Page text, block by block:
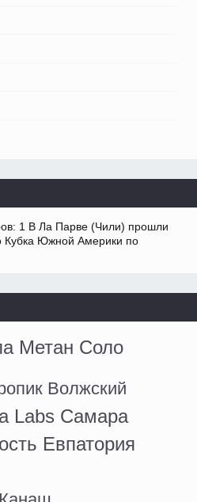
1 В Ла Парве (Чили) прошли
Кубка Южной Америки по
Метан Соло
Волжский
Labs Самара
Евпатория